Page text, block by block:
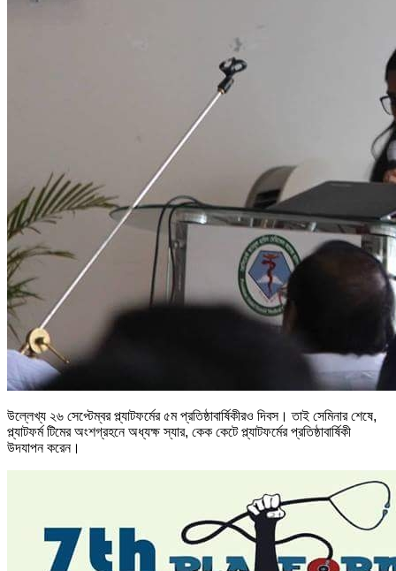
উল্লেখ্য ২৬ সেপ্টেম্বর প্ল্যাটফর্মের ৫ম প্রতিষ্ঠাবার্ষিকীরও দিবস। তাই সেমিনার শেষে,
প্ল্যাটফর্ম টিমের অংশগ্রহনে অধ্যক্ষ স্যার, কেক কেটে প্ল্যাটফর্মের প্রতিষ্ঠাবার্ষিকী
উদযাপন করেন।